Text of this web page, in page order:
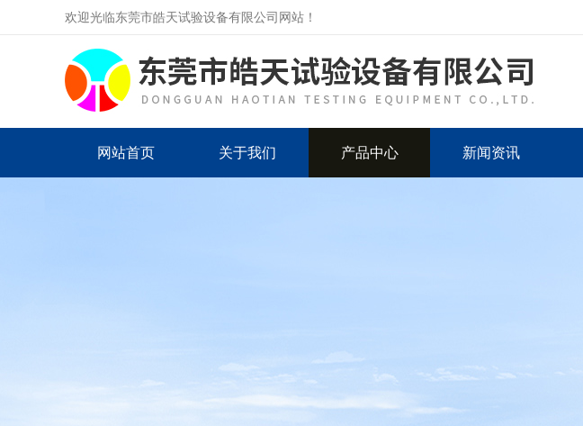
欢迎光临东莞市皓天试验设备有限公司网站！
网站首页 关于我们 产品中心 新闻资讯